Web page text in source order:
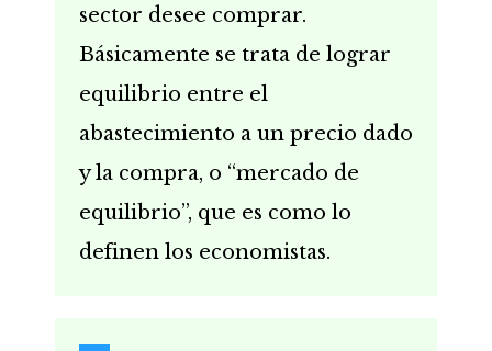
sector desee comprar.
Básicamente se trata de lograr
equilibrio entre el
abastecimiento a un precio dado
y la compra, o “mercado de
equilibrio”, que es como lo
definen los economistas.